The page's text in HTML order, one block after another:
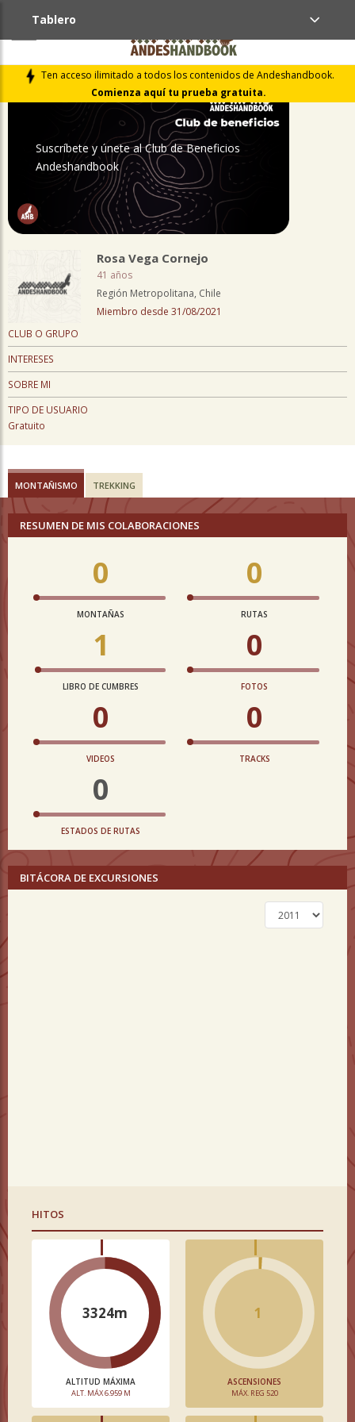
Ten acceso ilimitado a todos los contenidos de Andeshandbook.
Comienza aquí tu prueba gratuita.
Tablero
Suscríbete y únete al Club de Beneficios
Andeshandbook
Rosa Vega Cornejo
41 años
Región Metropolitana, Chile
Miembro desde 31/08/2021
CLUB O GRUPO
INTERESES
SOBRE MI
TIPO DE USUARIO
Gratuito
MONTAÑISMO TREKKING
RESUMEN DE MIS COLABORACIONES
0
MONTAÑAS
0
RUTAS
1
LIBRO DE CUMBRES
0
FOTOS
0
VIDEOS
0
TRACKS
0
ESTADOS DE RUTAS
BITÁCORA DE EXCURSIONES
HITOS
3324m
ALTITUD MÁXIMA
ALT. MÁX 6.959 M
1
ASCENSIONES
MÁX. REG 520